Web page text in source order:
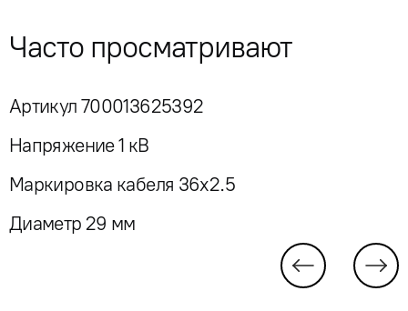
Часто просматривают
Артикул 700013625392
Напряжение 1 кВ
Маркировка кабеля 36x2.5
Диаметр 29 мм